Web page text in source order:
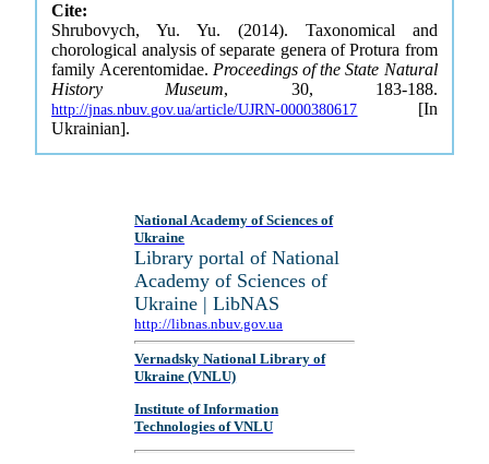
Cite:
Shrubovych, Yu. Yu. (2014). Taxonomical and
chorological analysis of separate genera of Protura from
family Acerentomidae. Proceedings of the State Natural
History Museum, 30, 183-188.
http://jnas.nbuv.gov.ua/article/UJRN-0000380617 [In
Ukrainian].
National Academy of Sciences of
Ukraine
Library portal of National
Academy of Sciences of
Ukraine | LibNAS
http://libnas.nbuv.gov.ua
Vernadsky National Library of
Ukraine (VNLU)
Institute of Information
Technologies of VNLU